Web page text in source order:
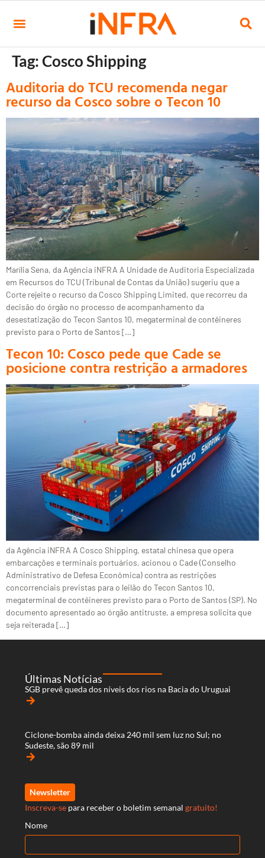
Tag:Cosco Shipping
Auditoria do TCU recomenda negar
recurso da Cosco sobre o Tecon 10
Marília Sena, da Agência iNFRA A Unidade de Auditoria Especializada
em Recursos do TCU (Tribunal de Contas da União) sugeriu que a
Corte rejeite o recurso da Cosco Shipping Limited, que recorreu da
decisão do órgão no processo de acompanhamento da
desestatização do Tecon Santos 10, megaterminal de contêineres
previsto para o Porto de Santos […]
Tecon 10: Cosco pede que Cade se
posicione contra restrição a armadores
da Agência iNFRA A Cosco Shipping, estatal chinesa que opera
embarcações e terminais portuários, acionou o Cade (Conselho
Administrativo de Defesa Econômica) contra as restrições
concorrenciais previstas para o leilão do Tecon Santos 10,
megaterminal de contêineres previsto para o Porto de Santos (SP). No
documento apresentado ao órgão antitruste, a empresa solicita que
seja reiterada […]
Últimas Notícias
SGB prevê queda dos níveis dos rios na Bacia do Uruguai
arrow_forward
Ciclone-bomba ainda deixa 240 mil sem luz no Sul; no
Sudeste, são 89 mil
arrow_forward
Newsletter
Inscreva-se para receber o boletim semanal gratuito!
Nome